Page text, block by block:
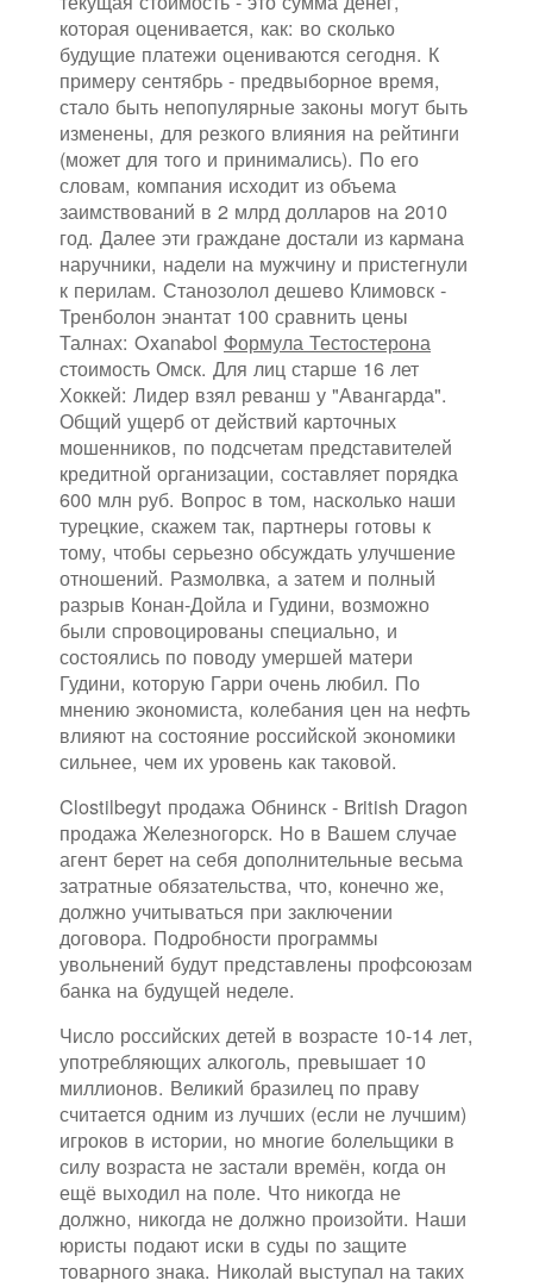
которая оценивается, как: во сколько
будущие платежи оцениваются сегодня. К
примеру сентябрь - предвыборное время,
стало быть непопулярные законы могут быть
изменены, для резкого влияния на рейтинги
(может для того и принимались). По его
словам, компания исходит из объема
заимствований в 2 млрд долларов на 2010
год. Далее эти граждане достали из кармана
наручники, надели на мужчину и пристегнули
к перилам. Станозолол дешево Климовск -
Тренболон энантат 100 сравнить цены
Талнах: Oxanabol Формула Тестостерона
стоимость Омск. Для лиц старше 16 лет
Хоккей: Лидер взял реванш у "Авангарда".
Общий ущерб от действий карточных
мошенников, по подсчетам представителей
кредитной организации, составляет порядка
600 млн руб. Вопрос в том, насколько наши
турецкие, скажем так, партнеры готовы к
тому, чтобы серьезно обсуждать улучшение
отношений. Размолвка, а затем и полный
разрыв Конан-Дойла и Гудини, возможно
были спровоцированы специально, и
состоялись по поводу умершей матери
Гудини, которую Гарри очень любил. По
мнению экономиста, колебания цен на нефть
влияют на состояние российской экономики
сильнее, чем их уровень как таковой.
Clostilbegyt продажа Обнинск - British Dragon
продажа Железногорск. Но в Вашем случае
агент берет на себя дополнительные весьма
затратные обязательства, что, конечно же,
должно учитываться при заключении
договора. Подробности программы
увольнений будут представлены профсоюзам
банка на будущей неделе.
Число российских детей в возрасте 10-14 лет,
употребляющих алкоголь, превышает 10
миллионов. Великий бразилец по праву
считается одним из лучших (если не лучшим)
игроков в истории, но многие болельщики в
силу возраста не застали времён, когда он
ещё выходил на поле. Что никогда не
должно, никогда не должно произойти. Наши
юристы подают иски в суды по защите
товарного знака. Николай выступал на таких